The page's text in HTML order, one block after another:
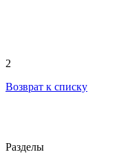
2
Возврат к списку
Разделы